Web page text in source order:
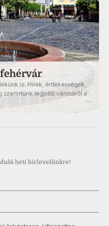
is. Hírek, érdekességek,
szerintünk legjobb városáról a
heti hírlevelünkre!